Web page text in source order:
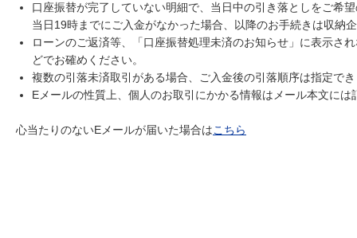
口座振替が完了していない明細で、当日中の引き落としをご希
当日19時までにご入金がなかった場合、以降のお手続きは収納
ローンのご返済等、「口座振替処理未済のお知らせ」に表示さ
どでお確めください。
複数の引落未済取引がある場合、ご入金後の引落順序は指定で
Eメールの性質上、個人のお取引にかかる情報はメール本文に
心当たりのないEメールが届いた場合はこちら